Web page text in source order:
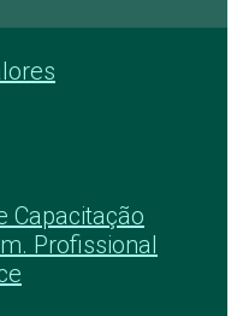
Capacitação
Profissional